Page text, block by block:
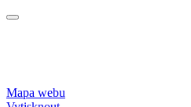
Mapa webu